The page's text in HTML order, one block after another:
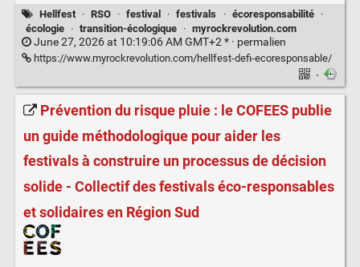
Hellfest · RSO · festival · festivals · écoresponsabilité
·
écologie
· transition-écologique · myrockrevolution.com
June 27, 2026 at 10:19:06 AM GMT+2 * · permalien
https://www.myrockrevolution.com/hellfest-defi-ecoresponsable/
·
Prévention du risque pluie : le COFEES publie
un guide méthodologique pour aider les
festivals à construire un processus de décision
solide - Collectif des festivals éco-responsables
et solidaires en Région Sud